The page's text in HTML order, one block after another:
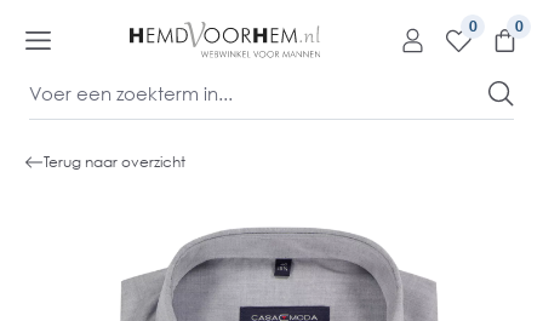
0
Terug naar overzicht